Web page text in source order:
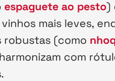
espaguete ao pesto)
mais leves,
robustas (como
com